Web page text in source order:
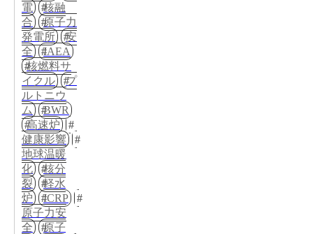
電
核融
合
原子力
発電所
安
全
IAEA
核燃料サ
イクル
プ
ルトニウ
ム
BWR
高速炉
健康影響
地球温暖
化
核分
裂
軽水
炉
ICRP
原子力安
全
原子